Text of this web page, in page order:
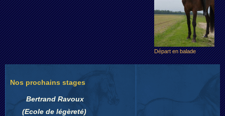
Départ en balade
Nos prochains stages
Bertrand Ravoux
(Ecole de légèreté)